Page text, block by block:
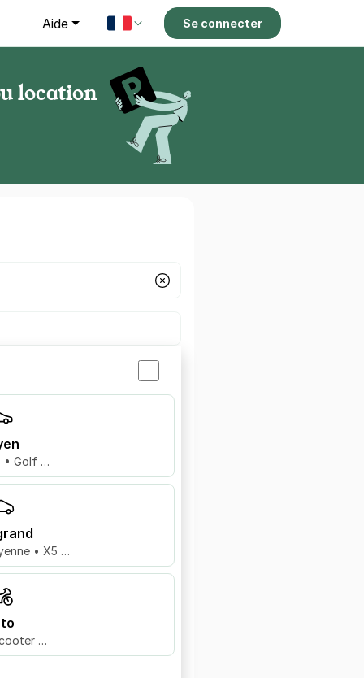
Aide Se connecter
location
• Golf …
• X5 …
…